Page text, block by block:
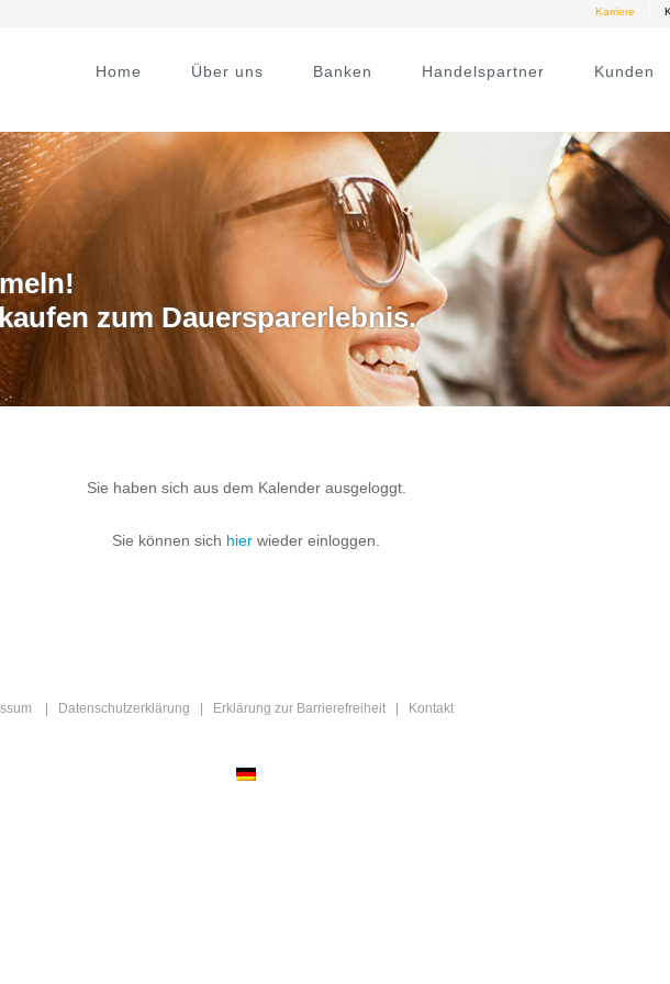
Karriere
Home Über uns Banken Handelspartner Kunden
zum Dauersparerlebnis.
Sie haben sich aus dem Kalender ausgeloggt.
Sie können sich hier wieder einloggen.
| Datenschutzerklärung | Erklärung zur Barrierefreiheit | Kontakt